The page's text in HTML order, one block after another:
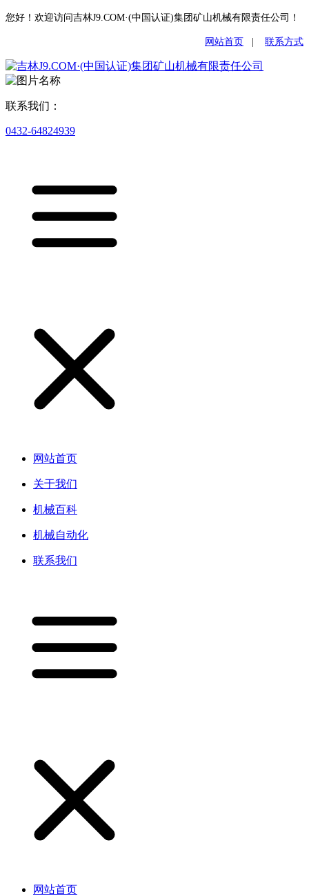
您好！欢迎访问吉林J9.COM·(中国认证)集团矿山机械有限责任公司！
网站首页 联系方式
联系我们：
0432-64824939
网站首页
关于我们
机械百科
机械自动化
联系我们
网站首页